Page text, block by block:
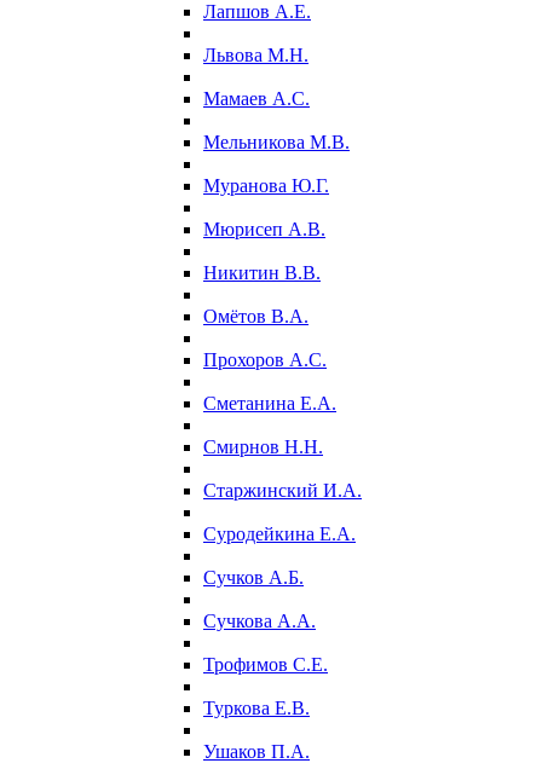
Лапшов А.Е.
Львова М.Н.
Мамаев А.С.
Мельникова М.В.
Муранова Ю.Г.
Мюрисеп А.В.
Никитин В.В.
Омётов В.А.
Прохоров А.С.
Сметанина Е.А.
Смирнов Н.Н.
Старжинский И.А.
Суродейкина Е.А.
Сучков А.Б.
Сучкова А.А.
Трофимов С.Е.
Туркова Е.В.
Ушаков П.А.